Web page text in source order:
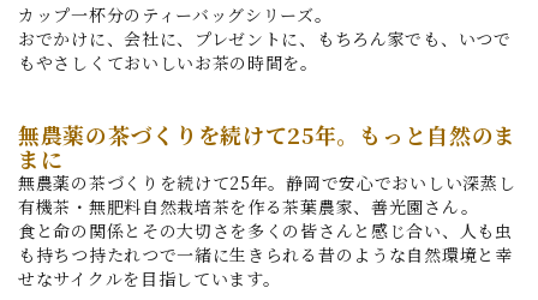
カップ一杯分のティーバッグシリーズ。
おでかけに、会社に、プレゼントに、もちろん家でも、いつで
もやさしくておいしいお茶の時間を。
無農薬の茶づくりを続けて25年。もっと自然のま
まに
無農薬の茶づくりを続けて25年。静岡で安心でおいしい深蒸し
有機茶・無肥料自然栽培茶を作る茶葉農家、善光園さん。
食と命の関係とその大切さを多くの皆さんと感じ合い、人も虫
も持ちつ持たれつで一緒に生きられる昔のような自然環境と幸
せなサイクルを目指しています。